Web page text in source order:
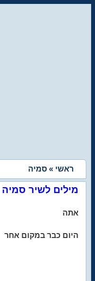
ראשי » סמיה
מילים לשיר סמיה
אתה
היום כבר במקום אחר